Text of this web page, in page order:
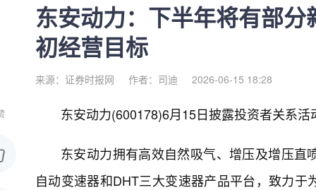
东安动力：下半年将有部
初经营目标
来源：证券时报网 作者：司迪 2026-06-15 18:28
东安动力(600178)6月15日披露投资者关系
东安动力拥有高效自然吸气、增压及增压
自动变速器和DHT三大变速器产品平台，致力